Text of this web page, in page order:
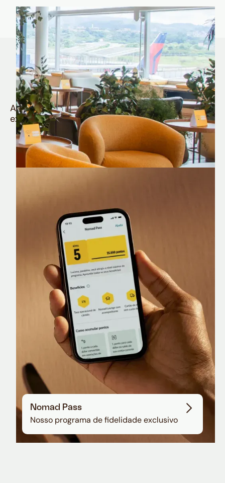
Quem é Nomad tem
muito mais
Aproveite todos os benefícios e vantagens
exclusivas da sua Conta Internacional
Nomad Lounge
Sala VIP no Aeroporto de Guarulhos
Nomad Pass
Nosso programa de fidelidade exclusivo